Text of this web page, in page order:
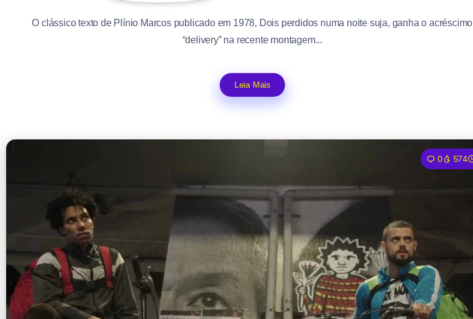
O clássico texto de Plínio Marcos publicado em 1978, Dois perdidos numa noite suja, ganha o acréscimo
“delivery” na recente montagem...
Leia Mais
0 574